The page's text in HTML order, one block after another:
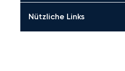
Nützliche Links